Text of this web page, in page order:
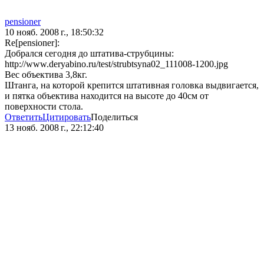
pensioner
10 нояб. 2008 г., 18:50:32
Re[pensioner]:
Добрался сегодня до штатива-струбцины:
http://www.deryabino.ru/test/strubtsyna02_111008-1200.jpg
Вес объектива 3,8кг.
Штанга, на которой крепится штативная головка выдвигается,
и пятка объектива находится на высоте до 40см от
поверхности стола.
ОтветитьЦитироватьПоделиться
13 нояб. 2008 г., 22:12:40